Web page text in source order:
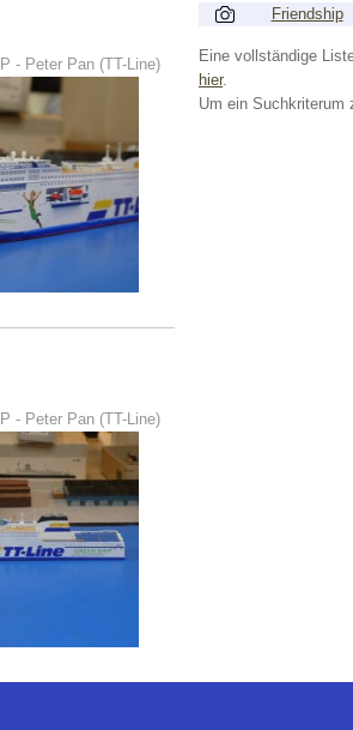
Friendship
Eine vollständige
hier.
Um ein Suchkriterum
- Peter Pan (TT-Line)
- Peter Pan (TT-Line)